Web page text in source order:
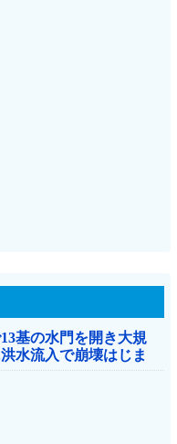
基の水門を開き大規
水流入で崩壊はじま